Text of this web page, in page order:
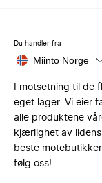
Du handler fra
Miinto Norge
I motsetning til de
eget lager. Vi eier
alle produktene
kjærlighet av
beste
følg oss!